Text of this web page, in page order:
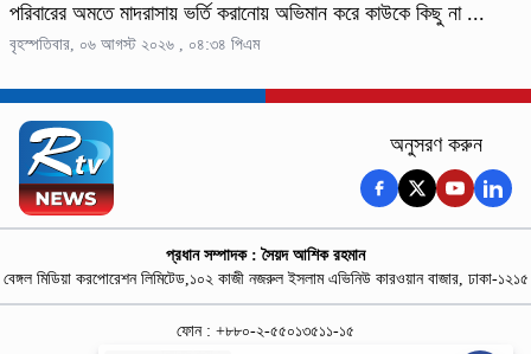
পরিবারের অমতে মাদরাসায় ভর্তি করানোয় অভিমান করে কাউকে কিছু না ...
বৃহস্পতিবার, ০৬ আগস্ট ২০২৬ , ০৪:৩৪ পিএম
অনুসরণ করুন
প্রধান সম্পাদক : সৈয়দ আশিক রহমান
বেঙ্গল মিডিয়া করপোরেশন লিমিটেড,১০২ কাজী নজরুল ইসলাম এভিনিউ কারওয়ান বাজার, ঢাকা-১২১৫
ফোন : +৮৮০-২-৫৫০১৩৫১১-১৫